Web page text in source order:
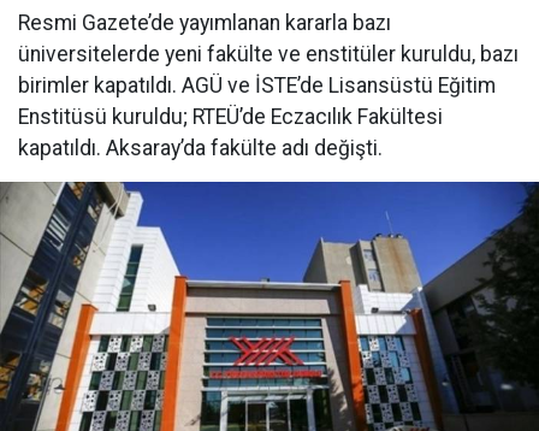
Resmi Gazete’de yayımlanan kararla bazı
üniversitelerde yeni fakülte ve enstitüler kuruldu, bazı
birimler kapatıldı. AGÜ ve İSTE’de Lisansüstü Eğitim
Enstitüsü kuruldu; RTEÜ’de Eczacılık Fakültesi
kapatıldı. Aksaray’da fakülte adı değişti.